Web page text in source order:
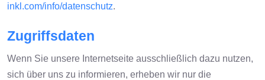
inkl.com/info/datenschutz.
Zugriffsdaten
Wenn Sie unsere Internetseite ausschließlich dazu nutzen,
sich über uns zu informieren, erheben wir nur die